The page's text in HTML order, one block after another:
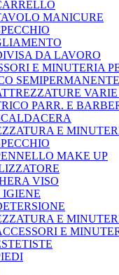
MANICURE
DA LAVORO
E MINUTERIA
VARIE
PARR. E
E
MAKE UP
VISO
E
E